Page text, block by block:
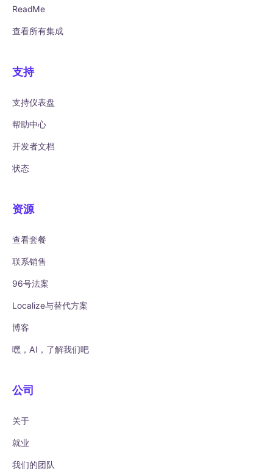
ReadMe
查看所有集成
支持
支持仪表盘
帮助中心
开发者文档
状态
资源
查看套餐
联系销售
96号法案
Localize与替代方案
博客
嘿，AI，了解我们吧
公司
关于
就业
我们的团队